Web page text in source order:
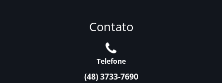
Contato
Telefone
(48) 3733-7690